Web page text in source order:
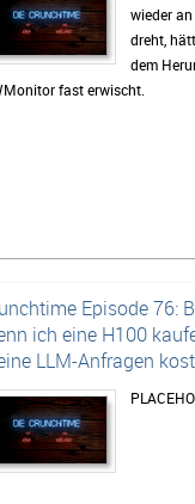
wieder
dreht,
dem
fast erwischt.
Episode 76:
ich eine H100
LLM-Anfragen